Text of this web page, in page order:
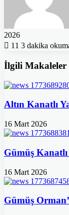
2026
11 3 dakika
İlgili Makaleler
Altın Kanatlı
16 Mart 2026
Gümüş Kanatlı
16 Mart 2026
Gümüş